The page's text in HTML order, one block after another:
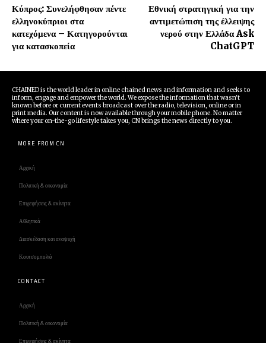
Κύπρος: Συνελήφθησαν πέντε
ελληνοκύπριοι στα
κατεχόμενα – Κατηγορούνται
για κατασκοπεία
Εθνική στρατηγική για την
αντιμετώπιση της έλλειψης
νερού στην Ελλάδα Ask
ChatGPT
CHAINED is the world leader in online chained news and information and seeks to
inform, engage and empower the world. We expose the information that wasn't
known before or current events broadcast over the radio, television, online or in
print media. Our content is now available through your mobile phone. No matter
where your on-the-go lifestyle takes you, CN brings the news directly to you.
MORE FROM CN
Αρχική
Πολιτική & οικονομία
Επιχειρήσεις & ακίνητα
Αθλητικά
Διασκέδαση και αναψυχή
Κουτσομπολιό
CONTACT
Αρχική
Πολιτική & οικονομία
Επιχειρήσεις & ακίνητα